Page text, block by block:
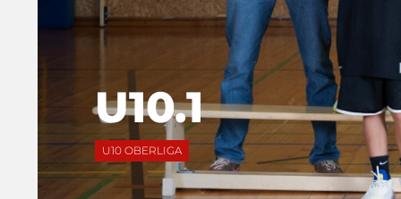
U10.1
U10 OBERLIGA